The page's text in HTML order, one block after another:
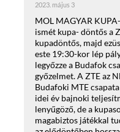
2023. május 3
MOL MAGYAR
ismét kupa- döntős a
kupadöntős, majd
este 19:30-kor lép
legyőzze a Budafok
győzelmet. A ZTE az
Budafoki MTE
idei év bajnoki
lenyűgöző, de a
magabiztos játékkal